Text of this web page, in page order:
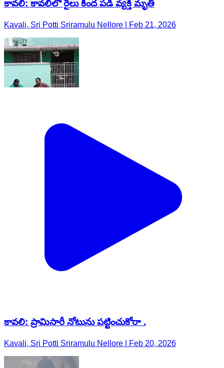
కావలి: కావలిలో రైలు కింద పడి వ్యక్తి మృతి
Kavali, Sri Potti Sriramulu Nellore | Feb 21, 2026
కావలి: ప్రామిసారీ నోటును పట్టించుకోరా .
Kavali, Sri Potti Sriramulu Nellore | Feb 20, 2026